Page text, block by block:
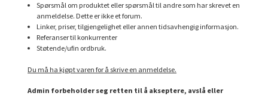
Spørsmål om produktet eller spørsmål til andre som har skrevet en
anmeldelse. Dette er ikke et forum.
Linker, priser, tilgjengelighet eller annen tidsavhengig informasjon.
Referanser til konkurrenter
Støtende/ufin ordbruk.
Du må ha kjøpt varen for å skrive en anmeldelse.
Admin forbeholder seg retten til å akseptere, avslå eller